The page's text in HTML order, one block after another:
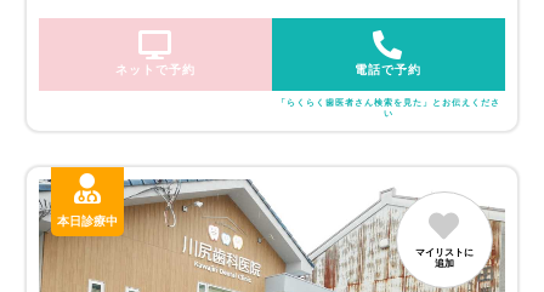
ネットで予約 電話で予約
「らくらく歯医者さん検索を見た」とお伝えくださ
い
本日診療中
マイリストに
追加